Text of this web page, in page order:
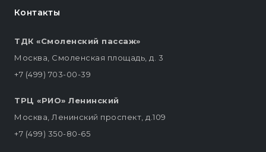
Контакты
ТДК «Смоленский пассаж»
Москва, Смоленская площадь, д. 3
+7 (499) 703-00-39
ТРЦ «РИО» Ленинский
Москва, Ленинский проспект, д.109
+7 (499) 350-80-65